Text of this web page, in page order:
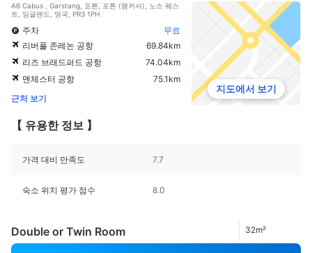
A6 Cabus , Garstang, 포튼, 포튼 (랭커셔), 노스 웨스
트, 잉글랜드, 영국, PR3 1PH
주차
무료
리버풀 존레논 공항
69.84km
리즈 브래드퍼드 공항
74.04km
맨체스터 공항
75.1km
근처 보기
지도에서 보기
【 유용한 정보 】
가격 대비 만족도 7.7
숙소 위치 평가 점수 8.0
Double or Twin Room 32m²